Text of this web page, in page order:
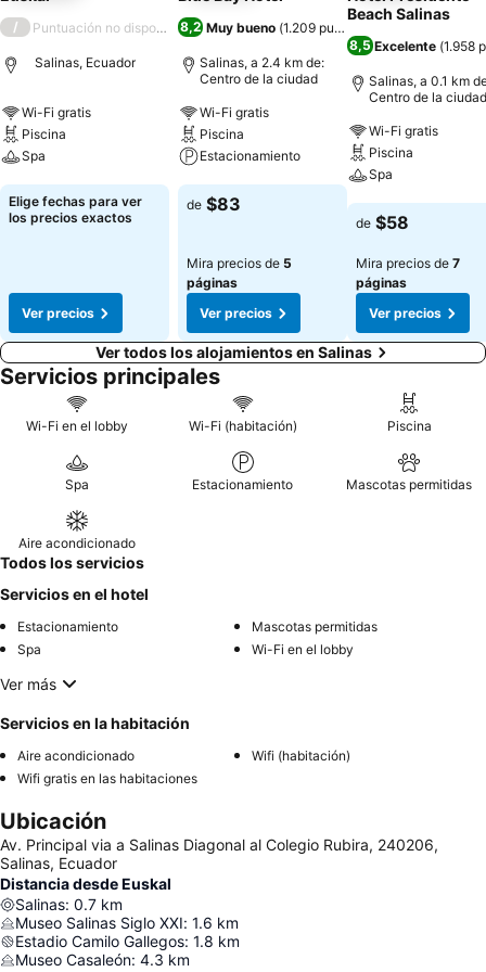
/ Puntuación no disponible
Salinas, Ecuador
Wi-Fi gratis
Piscina
Spa
Ver precios
Elige fechas para ver
los precios exactos
Ver precios
8,2 Muy bueno (1.209 puntuaciones
Salinas, a 2.4 km de:
Centro de la ciudad
Wi-Fi gratis
Piscina
Estacionamiento
Ver precios
de $83
Mira precios de 5
páginas
Ver precios
Beach Salinas
8,5 Excelente (1.958
Salinas, a 0.1 km
Centro de la ciudad
Wi-Fi gratis
Piscina
Spa
Ver precios
de $58
Mira precios de 7
páginas
Ver precios
Ver todos los alojamientos en Salinas
Servicios principales
Wi-Fi en el lobby Wi-Fi (habitación) Piscina
Spa Estacionamiento Mascotas permitidas
Aire acondicionado
Todos los servicios
Servicios en el hotel
Estacionamiento
Mascotas permitidas
Spa
Wi-Fi en el lobby
Ver más
Servicios en la habitación
Aire acondicionado
Wifi (habitación)
Wifi gratis en las habitaciones
Ubicación
Av. Principal via a Salinas Diagonal al Colegio Rubira, 240206,
Salinas, Ecuador
Distancia desde Euskal
Salinas: 0.7 km
Museo Salinas Siglo XXI: 1.6 km
Estadio Camilo Gallegos: 1.8 km
Museo Casaleón: 4.3 km